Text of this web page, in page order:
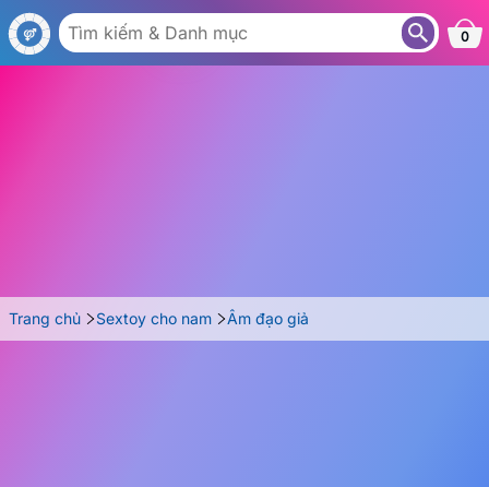
0
Trang chủ Sextoy cho nam Âm đạo giả